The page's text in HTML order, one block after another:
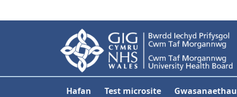
Hafan Test microsite Gwasanaethau